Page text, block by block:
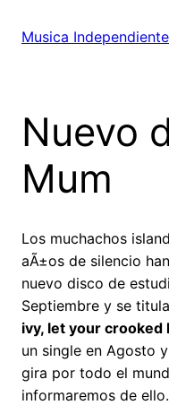
Musica
Nuevo
Mum
Los muchachos
aÃ±os de silencio
nuevo disco de
Septiembre y se
ivy, let your crooked
un single en Agosto
gira por todo el
informaremos de ello.